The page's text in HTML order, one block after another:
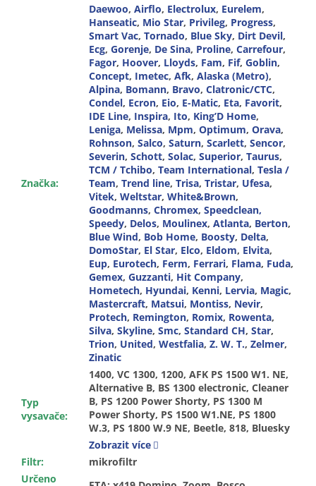
Značka:
Daewoo, Airflo, Electrolux, Eurelem,
Hanseatic, Mio Star, Privileg, Progress,
Smart Vac, Tornado, Blue Sky, Dirt Devil,
Ecg, Gorenje, De Sina, Proline, Carrefour,
Fagor, Hoover, Lloyds, Fam, Fif, Goblin,
Concept, Imetec, Afk, Alaska (Metro),
Alpina, Bomann, Bravo, Clatronic/CTC,
Condel, Ecron, Eio, E-Matic, Eta, Favorit,
IDE Line, Inspira, Ito, King’D Home,
Leniga, Melissa, Mpm, Optimum, Orava,
Rohnson, Salco, Saturn, Scarlett, Sencor,
Severin, Schott, Solac, Superior, Taurus,
TCM / Tchibo, Team International, Tesla /
Team, Trend line, Trisa, Tristar, Ufesa,
Vitek, Weltstar, White&Brown,
Goodmanns, Chromex, Speedclean,
Speedy, Delos, Moulinex, Atlanta, Berton,
Blue Wind, Bob Home, Boosty, Delta,
DomoStar, El Star, Elco, Eldom, Elvita,
Eup, Eurotech, Ferm, Ferrari, Flama, Fuda,
Gemex, Guzzanti, Hit Company,
Hometech, Hyundai, Kenni, Lervia, Magic,
Mastercraft, Matsui, Montiss, Nevir,
Protech, Remington, Romix, Rowenta,
Silva, Skyline, Smc, Standard CH, Star,
Trion, United, Westfalia, Z. W. T., Zelmer,
Zinatic
Typ
vysavače:
1400, VC 1300, 1200, AFK PS 1500 W1. NE, Alternative B, BS 1300 electronic, Cleaner B, PS 1200 Power Shorty, PS 1300 M Power Shorty, PS 1500 W1.NE, PS 1800 W.3, PS 1800 W.9 NE, Beetle, 818, Bluesky BVC 2022, BS 1200, 1204 E, EUP BS 1204 E, ES 1204 E, Mousy..., VC 1430, VC 1900, Galaxy 2212, SF-2202 Genesis, ATH-3250, ATH 3450, Mini Boule, AP 150.9, BVC 236, BVC 869-6, 818, 2010, 2022, 8711-9, BVC 818/S, 2397, 2544, 2545, Crazy Vac 2351, BS 496 CB, BS 968 CB, BS 973 CB, BS 974 CB, CB 946, CB 973, CB 992, Org. Gr. B 52, TEK 120, TEK VC007, B 4105, B 4109, B 4308 Clio, DVC 140-11, 140J-11, HVC 8711-9, BS 1208, BS 1222, BS 1230, BS 1250, BS 1264, BS 1272, 1275 ECO, 1287, Aero VP 9060, Limpio VP 902x, Nino VP 9010, Smart VP 9080, VP 9010 Nino, VP 9020 Limpio, VP 9021 Limpio, VP 9060 Aero, VP 9080 Smart, VP 9090, 2810, RC 230, 66505-3, 70623-1, 87835-9, BBS Max Mobil 1200, BBS Max Mobil 1300, BBS Max Mobil 1301 E, BSS 1301e, BSS 2000 rot, sch., blau, BSS Max Mobil 2000rot/schwarz, CH 108 (1200Watt), VW-98, Pluto VY 1801, KS 1288, Alternative B 2210/G, Alternative B 2214/A, Alternative BD 2206, M 1440...1446 Picco Bello, M 1460, 1470 Piccolo, M 1550...1556 Swiffy, M 1559, M 7007 Cooper, M 7015 Swiffy, Salco Caddy, SDC 1400, M 1554, VP 2141 S, VP 845, VP 868, VC 201, VC 2050, Série 731, S 188, 200, EL 236, EL 505, OS 1300, Royal Lux FD12, Minimite Superlite 966A, Minimite Superlite 967, Minimite Superlite Z 965, 966, 967, The Boss 2105, 2115, Z 965, Z 966 A, Z 967 Minimite Superlite, Formular 1400, 7221, V 2000, K 017, ST 017, 0419 Domino, 1419 Zoom,
Zobrazit více
Filtr:
mikrofiltr
Určeno